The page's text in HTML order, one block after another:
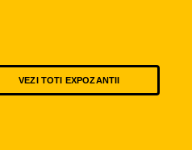
VEZI TOTI EXPOZANTII